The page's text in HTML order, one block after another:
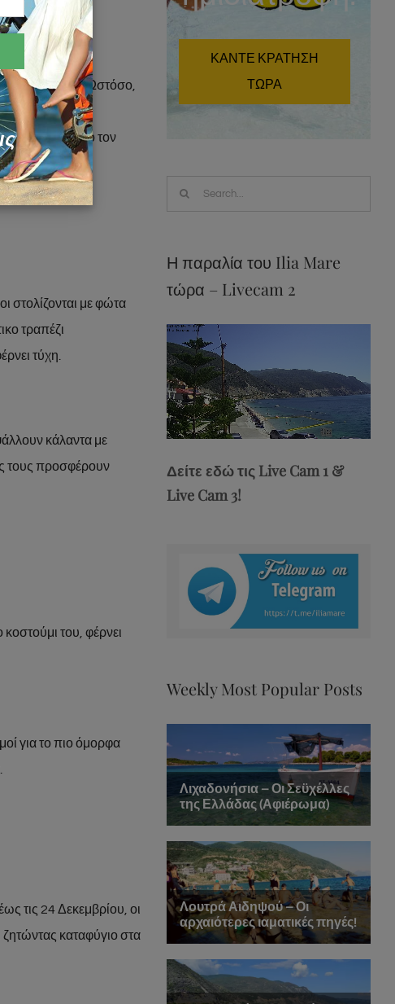
όταν βλέπουμε
τραγούδια. Ωστόσο,
δικές της
γύρω από τον
στολίζονται με φώτα
τραπέζι
τύχη.
κάλαντα με
τους προσφέρουν
του, φέρνει
για το πιο όμορφα
τις 24 Δεκεμβρίου, οι
ζητώντας καταφύγιο στα
ΚΑΝΤΕ ΚΡΑΤΗΣΗ
ΤΩΡΑ
Search
Η παραλία του Ilia Mare
τώρα – Livecam 2
Unmute
Stream
Δείτε εδώ τις Live Cam 1 &
Live Cam 3!
Weekly Most Popular Posts